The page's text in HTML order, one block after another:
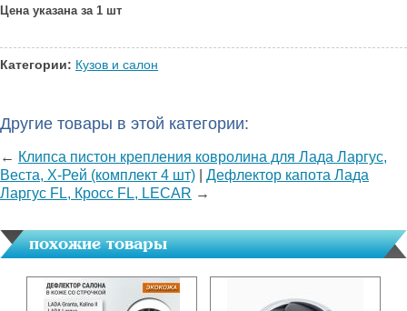
Цена указана за 1 шт
Категории: Кузов и салон
Другие товары в этой категории:
← Клипса пистон крепления ковролина для Лада Ларгус,
Веста, Х-Рей (комплект 4 шт)
Дефлектор капота Лада
Ларгус FL, Кросс FL, LECAR →
похожие товары